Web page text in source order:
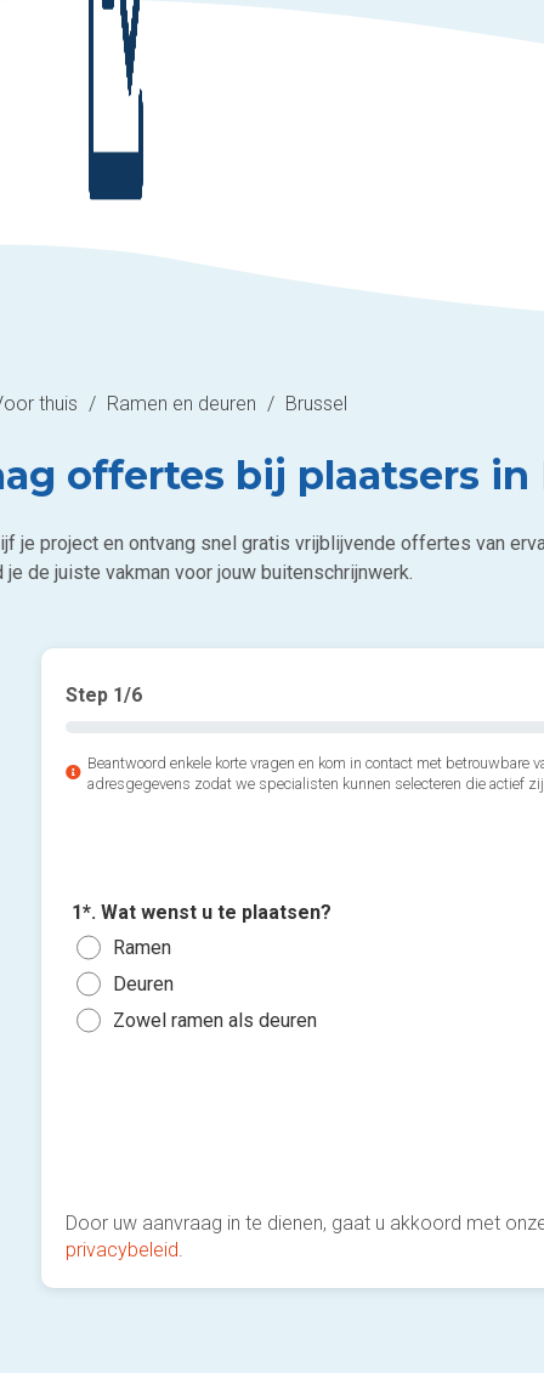
thuis / Ramen en deuren / Brussel
offertes bij plaatsers in
je project en ontvang snel gratis vrijblijvende offertes van
je de juiste vakman voor jouw buitenschrijnwerk.
Step 1/6
Beantwoord enkele korte vragen en kom in contact met betrouwbare
adresgegevens zodat we specialisten kunnen selecteren die actief
1*. Wat wenst u te plaatsen?
Ramen
Deuren
Zowel ramen als deuren
Door uw aanvraag in te dienen, gaat u akkoord met
privacybeleid.